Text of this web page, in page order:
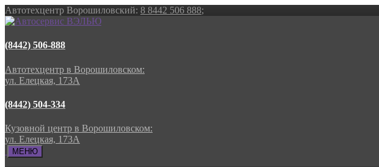
Автотехцентр Ворошиловский: 8 8442 506 888;
(8442) 506-888
Автотехцентр в Ворошиловском:
ул. Елецкая, 173А
(8442) 504-334
Кузовной центр в Ворошиловском:
ул. Елецкая, 173А
МЕНЮ